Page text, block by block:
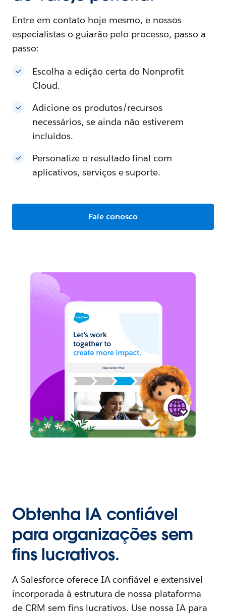
Entre em contato hoje mesmo, e nossos
especialistas o guiarão pelo processo, passo a
passo:
Escolha a edição certa do Nonprofit
Cloud.
Adicione os produtos/recursos
necessários, se ainda não estiverem
incluídos.
Personalize o resultado final com
aplicativos, serviços e suporte.
Fale conosco
Obtenha IA confiável
para organizações sem
fins lucrativos.
A Salesforce oferece IA confiável e extensível
incorporada à estrutura de nossa plataforma
de CRM sem fins lucrativos. Use nossa IA para